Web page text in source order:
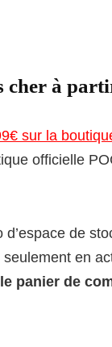
à
sur la
officielle
de
en
panier de